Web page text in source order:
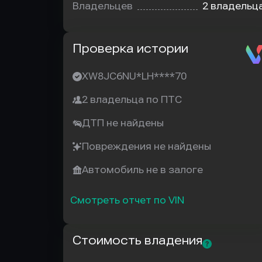
Владельцев 2
Проверка истории
XW8JC6NU*LH****70
2 владельца по ПТС
ДТП не найдены
Повреждения не найдены
Автомобиль не в залоге
Смотреть отчет по VIN
Стоимость владения